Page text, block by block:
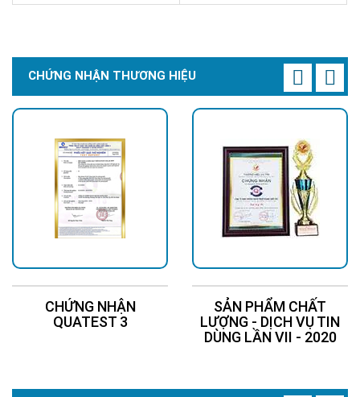
Chi Tiết Đặt Mua 32.394.000đ
CHỨNG NHẬN THƯƠNG HIỆU
CHỨNG NHẬN
QUATEST 3
SẢN PHẨM CHẤT
LƯỢNG - DỊCH VỤ TIN
DÙNG LẦN VII - 2020